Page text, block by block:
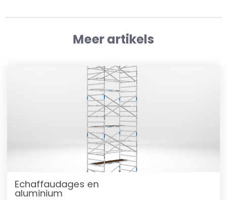
Meer artikels
Echaffaudages en
aluminium